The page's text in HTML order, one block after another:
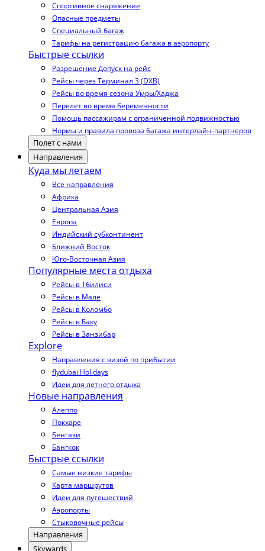
Спортивное снаряжение
Опасные предметы
Специальный багаж
Тарифы на регистрацию багажа в аэропорту
Быстрые ссылки
Разрешение Допуск на рейс
Рейсы через Терминал 3 (DXB)
Рейсы во время сезона Умры/Хаджа
Перелет во время беременности
Помощь пассажирам с ограниченной подвижностью
Нормы и правила провоза багажа интерлайн-партнеров
Полет с нами
Направления
Куда мы летаем
Все направления
Африка
Центральная Азия
Европа
Индийский субконтинент
Ближний Восток
Юго-Восточная Азия
Популярные места отдыха
Рейсы в Тбилиси
Рейсы в Мале
Рейсы в Коломбо
Рейсы в Баку
Рейсы в Занзибар
Explore
Направления с визой по прибытии
flydubai Holidays
Идеи для летнего отдыха
Новые направления
Алеппо
Покхаре
Бенгази
Бангкок
Быстрые ссылки
Самые низкие тарифы
Карта маршрутов
Идеи для путешествий
Аэропорты
Стыковочные рейсы
Направления
Skywards